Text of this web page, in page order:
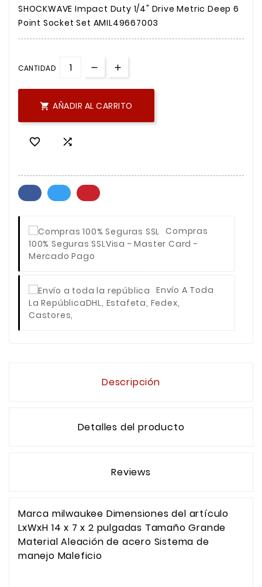
SHOCKWAVE Impact Duty 1/4" Drive Metric Deep 6
Point Socket Set AMIL49667003
CANTIDAD
 AÑADIR AL CARRITO
 
Compras
100% Seguras SSLVisa - Master Card -
Mercado Pago
Envío A Toda
La RepúblicaDHL, Estafeta, Fedex,
Castores,
Descripción
Detalles del producto
Reviews
Marca milwaukee Dimensiones del artículo
LxWxH 14 x 7 x 2 pulgadas Tamaño Grande
Material Aleación de acero Sistema de
manejo Maleficio